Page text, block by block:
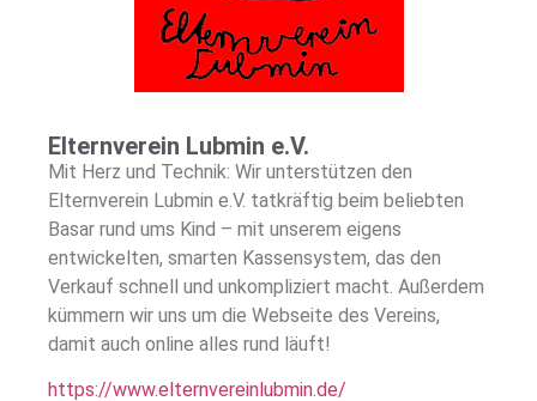
Elternverein Lubmin e.V.
Mit Herz und Technik: Wir unterstützen den
Elternverein Lubmin e.V. tatkräftig beim beliebten
Basar rund ums Kind – mit unserem eigens
entwickelten, smarten Kassensystem, das den
Verkauf schnell und unkompliziert macht. Außerdem
kümmern wir uns um die Webseite des Vereins,
damit auch online alles rund läuft!
https://www.elternvereinlubmin.de/